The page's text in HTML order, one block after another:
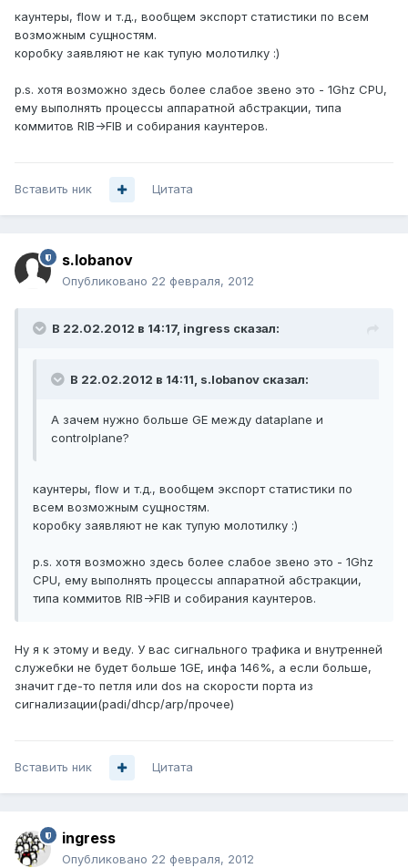
каунтеры, flow и т.д., вообщем экспорт статистики по всем
возможным сущностям.
коробку заявляют не как тупую молотилку :)
p.s. хотя возможно здесь более слабое звено это - 1Ghz CPU,
ему выполнять процессы аппаратной абстракции, типа
коммитов RIB->FIB и собирания каунтеров.
Вставить ник Цитата
s.lobanov
Опубликовано 22 февраля, 2012
В 22.02.2012 в 14:17, ingress сказал:
В 22.02.2012 в 14:11, s.lobanov сказал:
А зачем нужно больше GE между dataplane и
controlplane?
каунтеры, flow и т.д., вообщем экспорт статистики по
всем возможным сущностям.
коробку заявляют не как тупую молотилку :)
p.s. хотя возможно здесь более слабое звено это - 1Ghz
CPU, ему выполнять процессы аппаратной абстракции,
типа коммитов RIB->FIB и собирания каунтеров.
Ну я к этому и веду. У вас сигнального трафика и внутренней
служебки не будет больше 1GE, инфа 146%, а если больше,
значит где-то петля или dos на скорости порта из
сигнализации(padi/dhcp/arp/прочее)
Вставить ник Цитата
ingress
Опубликовано 22 февраля, 2012